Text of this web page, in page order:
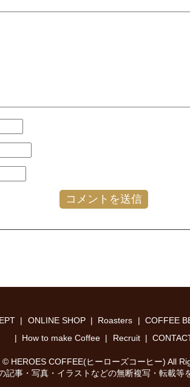
ONLINE SHOP Roasters COFFEE
How to make Coffee
Recruit
HEROES COFFEE(ヒーローズコーヒー) All
記事・写真・イラストなどの無断複写・転載等